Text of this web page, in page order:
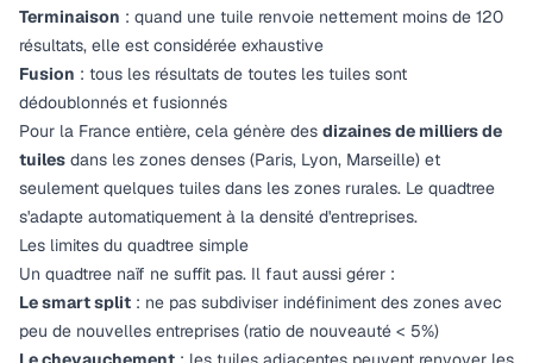
Terminaison : quand une tuile renvoie nettement moins de 120
résultats, elle est considérée exhaustive
Fusion : tous les résultats de toutes les tuiles sont
dédoublonnés et fusionnés
Pour la France entière, cela génère des dizaines de milliers de
tuiles dans les zones denses (Paris, Lyon, Marseille) et
seulement quelques tuiles dans les zones rurales. Le quadtree
s'adapte automatiquement à la densité d'entreprises.
Les limites du quadtree simple
Un quadtree naïf ne suffit pas. Il faut aussi gérer :
Le smart split : ne pas subdiviser indéfiniment des zones avec
peu de nouvelles entreprises (ratio de nouveauté < 5%)